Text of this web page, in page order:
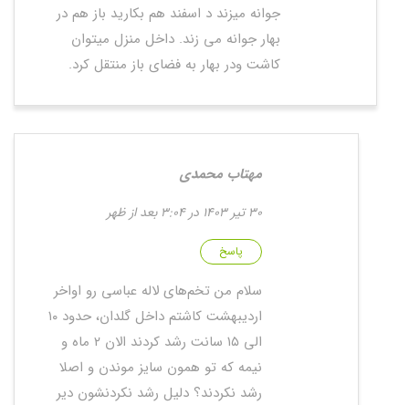
جوانه میزند د اسفند هم بکارید باز هم در
بهار جوانه می زند. داخل منزل میتوان
کاشت ودر بهار به فضای باز منتقل کرد.
مهتاب محمدی
30 تیر 1403 در 3:04 بعد از ظهر
پاسخ
سلام من تخم‌های لاله عباسی رو اواخر
اردیبهشت کاشتم داخل گلدان، حدود ۱۰
الی ۱۵ سانت رشد کردند الان ۲ ماه و
نیمه که تو همون سایز موندن و اصلا
رشد نکردند؟ دلیل رشد نکردنشون دیر